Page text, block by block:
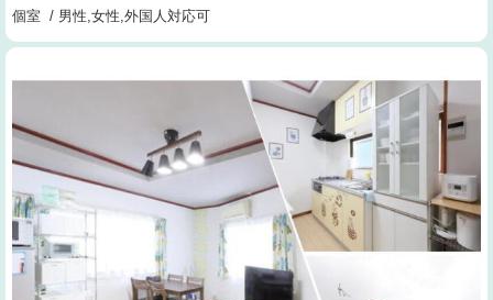
個室 / 男性,女性,外国人対応可